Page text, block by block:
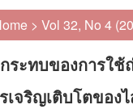
> Vol 32, No 4
ระทบของการใ
เจริญเติบโตขอ